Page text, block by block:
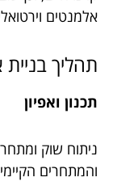
אלמנטים
תהליך בניית
תכנון ואפיון
ניתוח שוק
והמתחרים